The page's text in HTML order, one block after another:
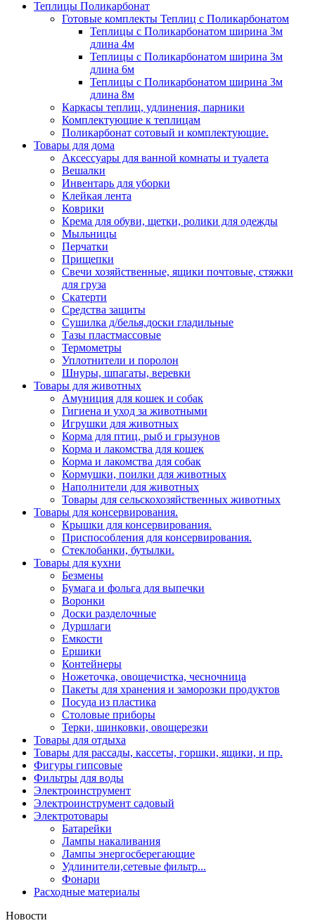
Теплицы Поликарбонат
Готовые комплекты Теплиц с Поликарбонатом
Теплицы с Поликарбонатом ширина 3м
длина 4м
Теплицы с Поликарбонатом ширина 3м
длина 6м
Теплицы с Поликарбонатом ширина 3м
длина 8м
Каркасы теплиц, удлинения, парники
Комплектующие к теплицам
Поликарбонат сотовый и комплектующие.
Товары для дома
Аксессуары для ванной комнаты и туалета
Вешалки
Инвентарь для уборки
Клейкая лента
Коврики
Крема для обуви, щетки, ролики для одежды
Мыльницы
Перчатки
Прищепки
Свечи хозяйственные, ящики почтовые, стяжки
для груза
Скатерти
Средства защиты
Сушилка д/белья,доски гладильные
Тазы пластмассовые
Термометры
Уплотнители и поролон
Шнуры, шпагаты, веревки
Товары для животных
Амуниция для кошек и собак
Гигиена и уход за животными
Игрушки для животных
Корма для птиц, рыб и грызунов
Корма и лакомства для кошек
Корма и лакомства для собак
Кормушки, поилки для животных
Наполнители для животных
Товары для сельскохозяйственных животных
Товары для консервирования.
Крышки для консервирования.
Приспособления для консервирования.
Стеклобанки, бутылки.
Товары для кухни
Безмены
Бумага и фольга для выпечки
Воронки
Доски разделочные
Дуршлаги
Емкости
Ершики
Контейнеры
Ножеточка, овощечистка, чесночница
Пакеты для хранения и заморозки продуктов
Посуда из пластика
Столовые приборы
Терки, шинковки, овощерезки
Товары для отдыха
Товары для рассады, кассеты, горшки, ящики, и пр.
Фигуры гипсовые
Фильтры для воды
Электроинструмент
Электроинструмент садовый
Электротовары
Батарейки
Лампы накаливания
Лампы энергосберегающие
Удлинители,сетевые фильтр...
Фонари
Расходные материалы
Новости